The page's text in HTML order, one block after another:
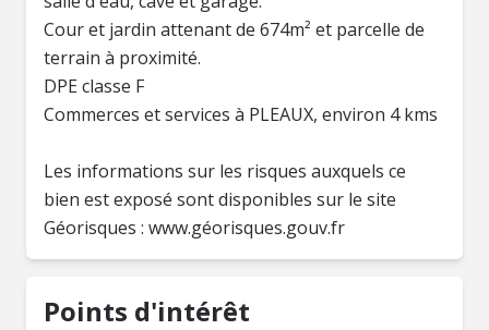
Cour et jardin attenant de 674m² et parcelle de
terrain à proximité.
DPE classe F
Commerces et services à PLEAUX, environ 4 kms
Les informations sur les risques auxquels ce
bien est exposé sont disponibles sur le site
Géorisques : www.géorisques.gouv.fr
Points d'intérêt